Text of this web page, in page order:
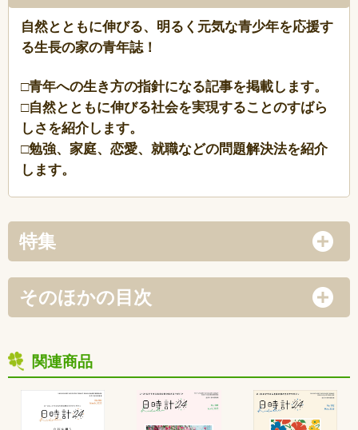
自然とともに伸びる、明るく元気な青少年を応援す
る生長の家の青年誌！
□青年への生き方の指針になる記事を掲載します。
□自然とともに伸びる社会を実現することのすばら
しさを紹介します。
□勉強、家庭、恋愛、就職などの問題解決法を紹介
します。
特集
そのほかの目次
関連商品